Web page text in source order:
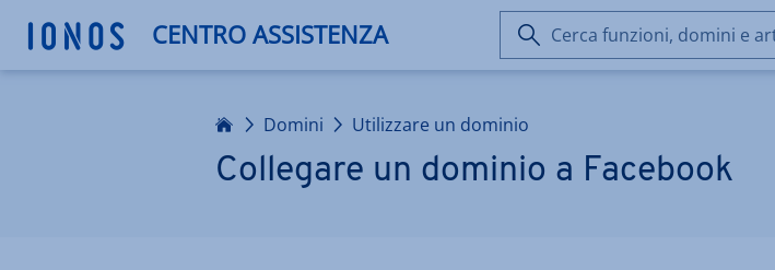
CENTRO ASSISTENZA
Homepage Domini Utilizzare un dominio
Collegare un dominio a Facebook